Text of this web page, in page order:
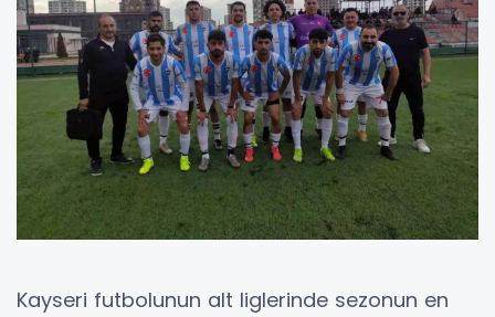
Kayseri futbolunun alt liglerinde sezonun en